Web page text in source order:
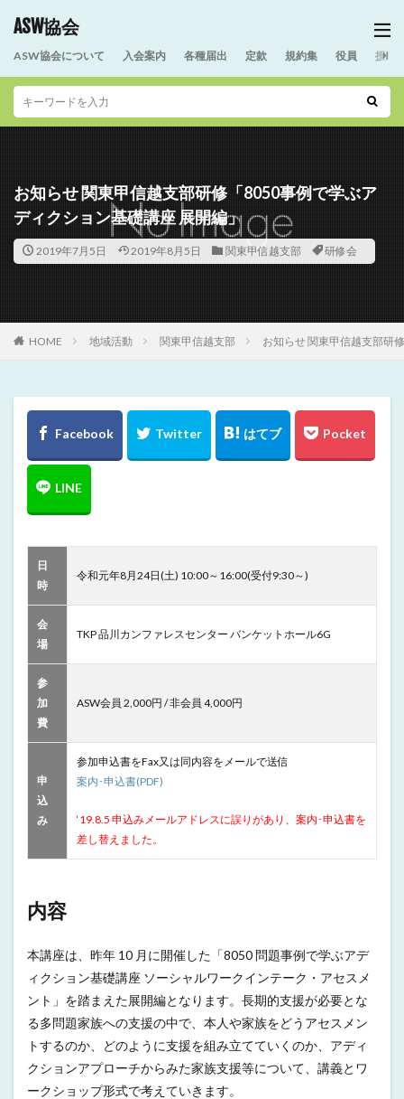
ASW協会
ASW協会について 入会案内 各種届出 定款 規約集 役員 援助
お知らせ 関東甲信越支部研修「8050事例で学ぶア
ディクション基礎講座 展開編」
2019年7月5日 2019年8月5日 関東甲信越支部 研修会
HOME 地域活動 関東甲信越支部 お知らせ 関東甲信越支部研
日
時
令和元年8月24日(土) 10:00～16:00(受付9:30～)
会
場
TKP 品川カンファレスセンター バンケットホール6G
参
加
費
ASW会員 2,000円 / 非会員 4,000円
申
込
み
参加申込書をFax又は同内容をメールで送信
案内･申込書(PDF)
‘19.8.5 申込みメールアドレスに誤りがあり、案内･申込書を
差し替えました。
内容
本講座は、昨年 10 月に開催した「8050 問題事例で学ぶアデ
ィクション基礎講座 ソーシャルワークインテーク・アセスメ
ント」を踏まえた展開編となります。長期的支援が必要とな
る多問題家族への支援の中で、本人や家族をどうアセスメン
トするのか、どのように支援を組み立てていくのか、アディ
クションアプローチからみた家族支援等について、講義とワ
ークショップ形式で考えていきます。